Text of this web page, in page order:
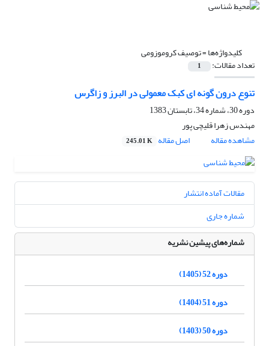
کلیدواژه‌ها =توصیف کروموزومی
تعداد مقالات: 1
تنوع درون گونه ای کبک معمولی در البرز و زاگرس
دوره 30، شماره 34، تابستان 1383
مهندس زهرا قلیچی پور
مشاهده مقاله
اصل مقاله 245.01 K
مقالات آماده انتشار
شماره جاری
شماره‌های پیشین نشریه
دوره 52 (1405)
دوره 51 (1404)
دوره 50 (1403)